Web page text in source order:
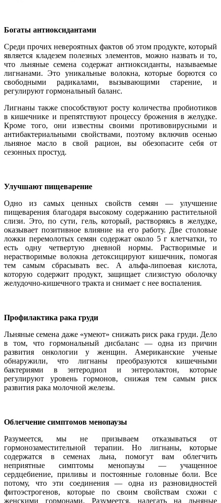
Богаты антиоксидантами
Среди прочих невероятных фактов об этом продукте, который
является кладезем полезных элементов, можно назвать и то,
что льняные семена содержат антиоксиданты, называемые
лигнанами. Это уникальные волокна, которые борются со
свободными радикалами, вызывающими старение, и
регулируют гормональный баланс.
Лигнаны также способствуют росту количества пробиотиков
в кишечнике и препятствуют процессу брожения в желудке.
Кроме того, они известны своими противовирусными и
антибактериальными свойствами, поэтому включив осенью
льняное масло в свой рацион, вы обезопасите себя от
сезонных простуд.
Улучшают пищеварение
Одно из самых ценных свойств семян — улучшение
пищеварения благодаря высокому содержанию растительной
слизи. Это, по сути, гель, который, растворяясь в желудке,
оказывает позитивное влияние на его работу. Две столовые
ложки перемолотых семян содержат около 5 г клетчатки, то
есть одну четвертую дневной нормы. Растворимые и
нерастворимые волокна детоксицируют кишечник, помогая
тем самым сбрасывать вес. А альфа-липоевая кислота,
которую содержит продукт, защищает слизистую оболочку
желудочно-кишечного тракта и снимает с нее воспаления.
Профилактика рака груди
Льняные семена даже «умеют» снижать риск рака груди. Дело
в том, что гормональный дисбаланс — одна из причин
развития онкологии у женщин. Американские ученые
обнаружили, что лигнаны преобразуются кишечными
бактериями в энтеродиол и энтеролактон, которые
регулируют уровень гормонов, снижая тем самым риск
развития рака молочной железы.
Облегчение симптомов менопаузы
Разумеется, мы не призываем отказываться от
гормонозаместительной терапии. Но лигнаны, которые
содержатся в семенах льна, помогут вам облегчить
неприятные симптомы менопаузы — учащенное
сердцебиение, приливы и постоянные головные боли. Все
потому, что эти соединения — одна из разновидностей
фитоэстрогенов, которые по своим свойствам схожи с
женскими гормонами. Разумеется, налегать на льняные